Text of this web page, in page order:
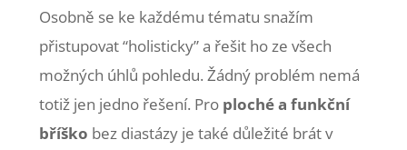
Osobně se ke každému tématu snažím
přistupovat “holisticky” a řešit ho ze všech
možných úhlů pohledu. Žádný problém nemá
totiž jen jedno řešení. Pro ploché a funkční
bříško bez diastázy je také důležité brát v